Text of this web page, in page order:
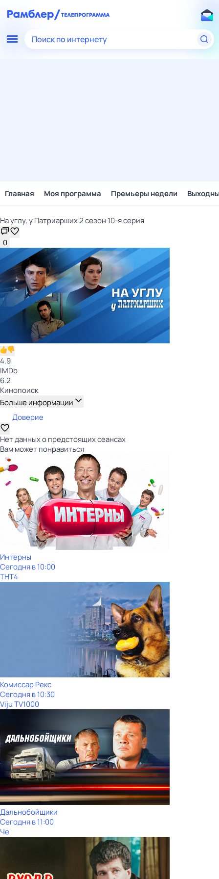
Поиск по интернету
Главная Моя программа Премьеры недели
На углу, у Патриарших 2 сезон 10-я серия
0
4.9
IMDb
6.2
Кинопоиск
Больше информации
Доверие
Нет данных о предстоящих сеансах
Вам может понравиться
Интерны
Сегодня в 10:00
ТНТ4
Комиссар Рекс
Сегодня в 10:30
Viju TV1000
Дальнобойщики
Сегодня в 11:00
Че